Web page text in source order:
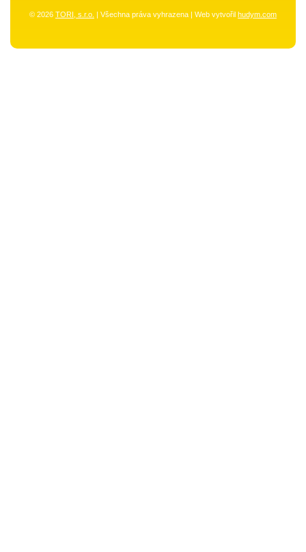
© 2026 TORI, s.r.o. | Všechna práva vyhrazena | Web vytvořil hudym.com